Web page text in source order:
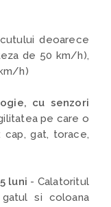
deoarece
de 50 km/h),
h)
cu senzori
pe care o
cap, gat, torace,
luni - Calatoritul
si coloana